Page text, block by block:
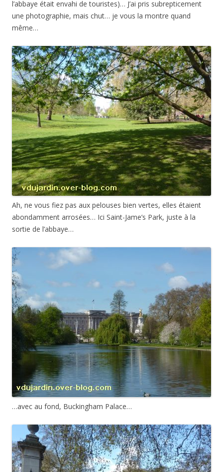
l’abbaye était envahi de touristes)… J’ai pris subrepticement
une photographie, mais chut… je vous la montre quand
même…
Ah, ne vous fiez pas aux pelouses bien vertes, elles étaient
abondamment arrosées… Ici Saint-Jame’s Park, juste à la
sortie de l’abbaye…
…avec au fond, Buckingham Palace…